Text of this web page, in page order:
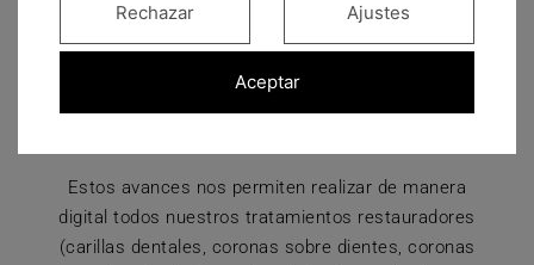
Un avance para
todos
Estos avances nos permiten realizar de manera
digital todos nuestros tratamientos restauradores
(carillas dentales, coronas sobre dientes, coronas
Aceptar
Rechazar Ajustes